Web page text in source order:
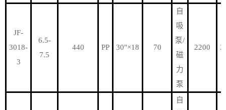
JF-
3018-
3
6.5-
7.5
440 PP 30"×18 70
自
吸
泵/
磁
力
泵
2200
自